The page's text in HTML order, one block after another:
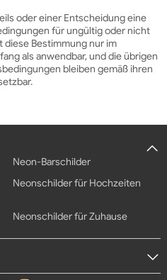
oder einer Entscheidung eine
für ungültig oder nicht
Bestimmung nur im
als anwendbar, und die übrigen
bleiben gemäß ihren
Neon-Barschilder
Neonschilder für Hochzeiten
Neonschilder für Zuhause